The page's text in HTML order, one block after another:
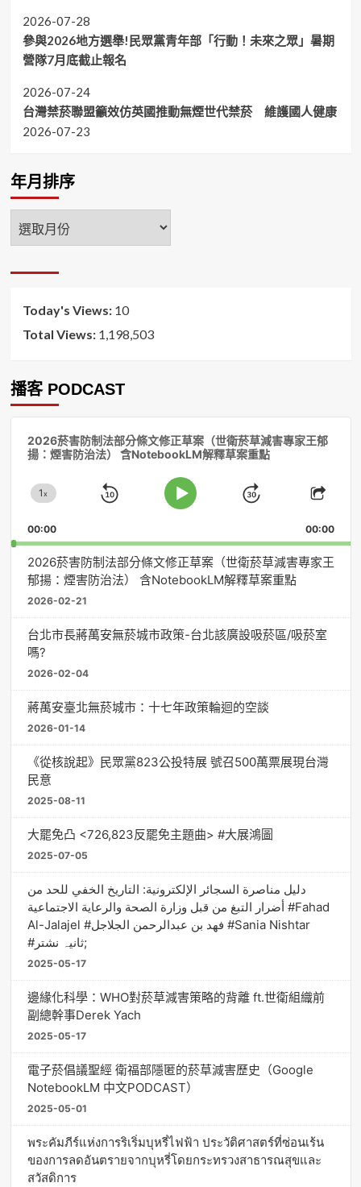
2026-07-28
參與2026地方選舉!民眾黨青年部「行動！未來之眾」暑期
營隊7月底截止報名
2026-07-24
台灣禁菸聯盟籲效仿英國推動無煙世代禁菸 維護國人健康
2026-07-23
年月排序
年
月
Today's Views: 10
Total Views: 1,198,503
播客 PODCAST
2026菸害防制法部分條文修正草案（世衛菸草減害專家王郁
揚：煙害防治法） 含NotebookLM解釋草案重點
Change
Rate
1x
Skip
Play
Jump
Forward
Share
00:00 00:00
2026菸害防制法部分條文修正草案（世衛菸草減害專家王
郁揚：煙害防治法） 含NotebookLM解釋草案重點
2026-02-21
台北市長蔣萬安無菸城市政策-台北該廣設吸菸區/吸菸室
嗎?
2026-02-04
蔣萬安臺北無菸城市：十七年政策輪迴的空談
2026-01-14
《從核說起》民眾黨823公投特展 號召500萬票展現台灣
民意
2025-08-11
大罷免凸 <726,823反罷免主題曲> #大展鴻圖
2025-07-05
دليل مناصرة السجائر الإلكترونية: التاريخ الخفي للحد من
أضرار التبغ من قبل وزارة الصحة والرعاية الاجتماعية #Fahad
Al-Jalajel #فهد بن عبدالرحمن الجلاجل #Sania Nishtar
#ثانیہ نشتر;
2025-05-17
邊緣化科學：WHO對菸草減害策略的背離 ft.世衛組織前
副總幹事Derek Yach
2025-05-17
電子菸倡議聖經 衛福部隱匿的菸草減害歷史（Google
NotebookLM 中文PODCAST）
2025-05-01
พระคัมภีร์แห่งการริเริ่มบุหรี่ไฟฟ้า ประวัติศาสตร์ที่ซ่อนเร้น
ของการลดอันตรายจากบุหรี่โดยกระทรวงสาธารณสุขและ
สวัสดิการ